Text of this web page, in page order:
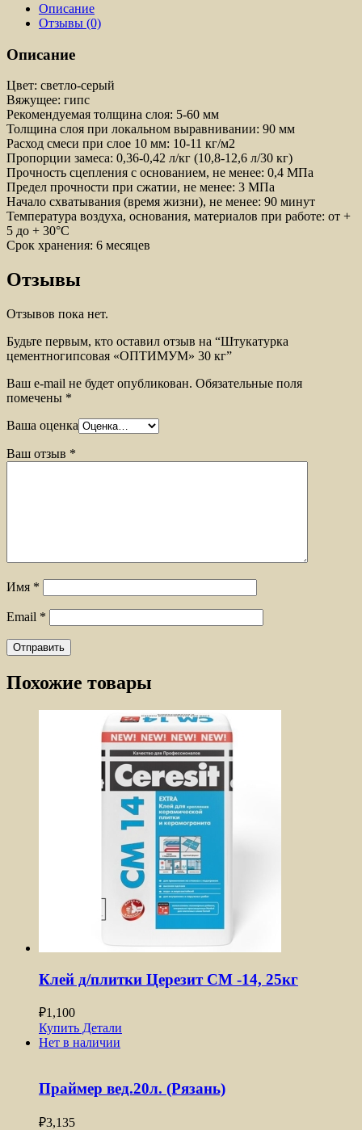
Описание
Отзывы (0)
Описание
Цвет: светло-серый
Вяжущее: гипс
Рекомендуемая толщина слоя: 5-60 мм
Толщина слоя при локальном выравнивании: 90 мм
Расход смеси при слое 10 мм: 10-11 кг/м2
Пропорции замеса: 0,36-0,42 л/кг (10,8-12,6 л/30 кг)
Прочность сцепления с основанием, не менее: 0,4 МПа
Предел прочности при сжатии, не менее: 3 МПа
Начало схватывания (время жизни), не менее: 90 минут
Температура воздуха, основания, материалов при работе: от +
5 до + 30°С
Срок хранения: 6 месяцев
Отзывы
Отзывов пока нет.
Будьте первым, кто оставил отзыв на “Штукатурка
цементногипсовая «ОПТИМУМ» 30 кг”
Ваш e-mail не будет опубликован. Обязательные поля
помечены *
Ваша оценка
Ваш отзыв *
Имя *
Email *
Похожие товары
Клей д/плитки Церезит CM -14, 25кг
₽1,100
Купить Детали
Нет в наличии
Праймер вед.20л. (Рязань)
₽3,135